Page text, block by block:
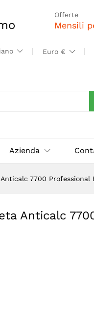
Offerte
Mensili
Euro €
Azienda
7700 Professional
Anticalc